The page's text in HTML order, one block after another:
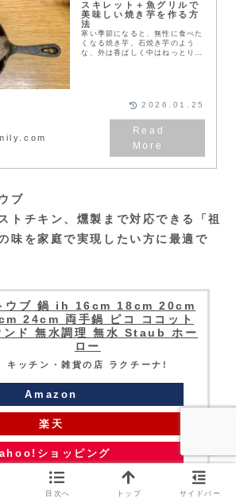
スキレット＋魚グリルで
美味しい焼き芋を作る方
法
寒い季節になると、無性に食べた
くなる焼き芋。石焼き芋のよう
な、外は香ばしく中はねっとり甘
2026.01.25
ブ
トチキン、燻製まで対応できる「祖
味を家庭で実現したい方に最適で
ウブ 鍋 ih 16cm 18cm 20cm
24cm 両手鍋 ピコ ココット
ンド 無水調理 無水 Staub ホー
ロー
キッチン・雑貨の店 ラクチーナ!
Amazon
楽天
ショッピング
目次へ トップ サイドバー